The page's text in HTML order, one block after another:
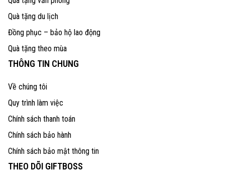
Quà tặng du lịch
Đồng phục – bảo hộ lao động
Quà tặng theo mùa
THÔNG TIN CHUNG
Về chúng tôi
Quy trình làm việc
Chính sách thanh toán
Chính sách bảo hành
Chính sách bảo mật thông tin
THEO DÕI GIFTBOSS